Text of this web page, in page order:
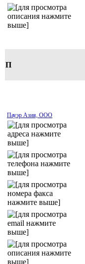
П
Пауэр Азия, ООО